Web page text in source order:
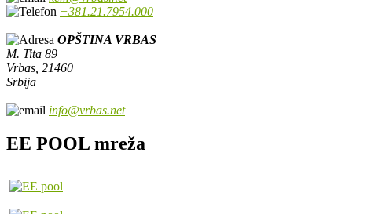
+381.21.7954.000
OPŠTINA VRBAS
M. Tita 89
Vrbas, 21460
Srbija
info@vrbas.net
EE POOL mreža